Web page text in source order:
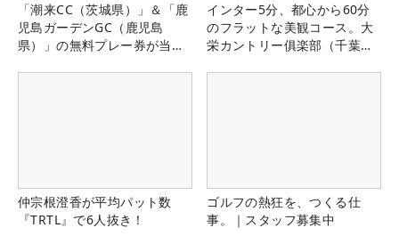
「潮来CC（茨城県）」＆「鹿
児島ガーデンGC（鹿児島
県）」の無料プレー券が当た
インター5分、都心から60分
のフラットな美観コース。大
栄カントリー俱楽部（千葉
仲宗根澄香が平均パット数
『TRTL』で6人抜き！
ゴルフの熱狂を、つくる仕
事。｜スタッフ募集中